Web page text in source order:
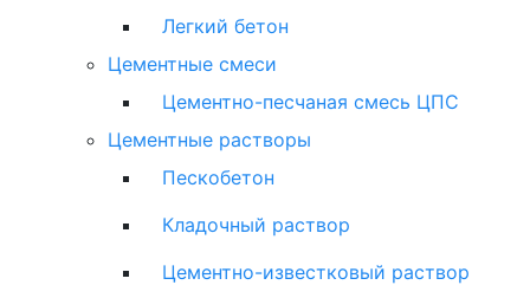
Легкий бетон
Цементные смеси
Цементно-песчаная смесь ЦПС
Цементные растворы
Пескобетон
Кладочный раствор
Цементно-известковый раствор